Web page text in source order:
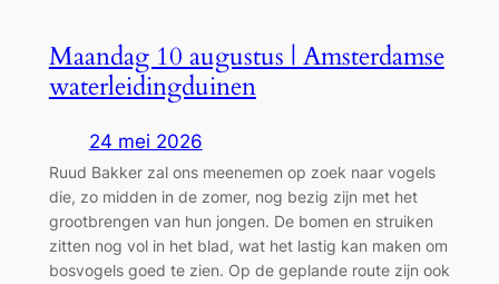
Maandag 10 augustus | Amsterdamse
waterleidingduinen
24 mei 2026
Ruud Bakker zal ons meenemen op zoek naar vogels
die, zo midden in de zomer, nog bezig zijn met het
grootbrengen van hun jongen. De bomen en struiken
zitten nog vol in het blad, wat het lastig kan maken om
bosvogels goed te zien. Op de geplande route zijn ook